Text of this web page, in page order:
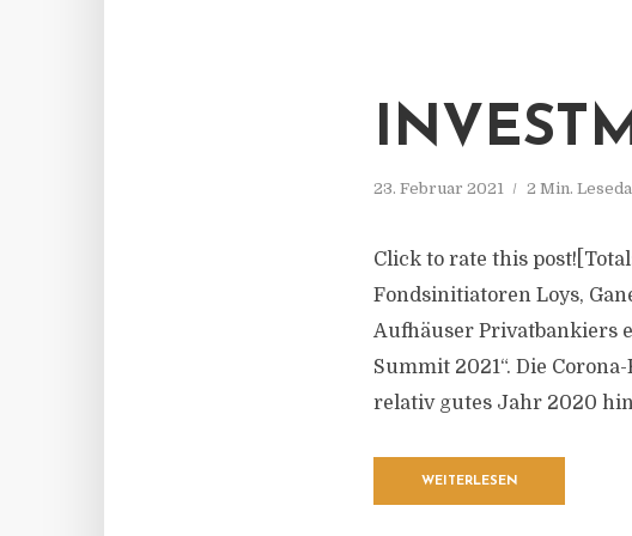
23. Februar 2021 2 Min.
Click to rate this
Fondsinitiatoren Loys,
Aufhäuser Privatbankiers
Summit 2021“. Die
relativ gutes Jahr 2020
WEITERLESEN